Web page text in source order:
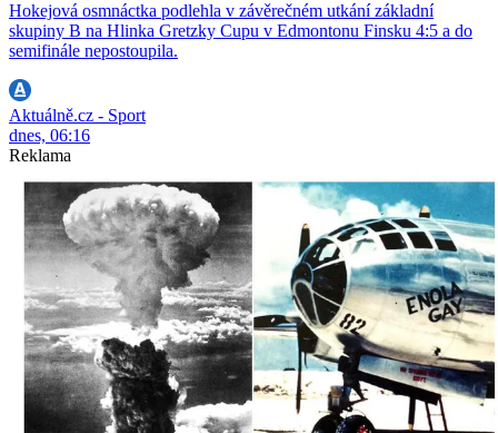
Hokejová osmnáctka podlehla v závěrečném utkání základní
skupiny B na Hlinka Gretzky Cupu v Edmontonu Finsku 4:5 a do
semifinále nepostoupila.
Aktuálně.cz - Sport
dnes, 06:16
Reklama